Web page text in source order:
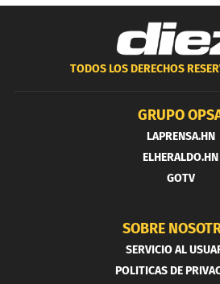
TODOS LOS DERECHOS
GRUPO
LAPRENSA.HN
ELHERALDO.HN
GOTV
SOBRE
SERVICIO AL
POLITICAS DE